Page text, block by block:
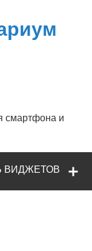
смартфона и
ВИДЖЕТОВ